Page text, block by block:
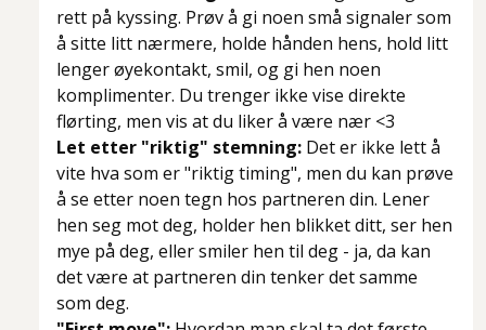
rett på kyssing. Prøv å gi noen små signaler som
å sitte litt nærmere, holde hånden hens, hold litt
lenger øyekontakt, smil, og gi hen noen
komplimenter. Du trenger ikke vise direkte
flørting, men vis at du liker å være nær <3
Let etter "riktig" stemning: Det er ikke lett å
vite hva som er "riktig timing", men du kan prøve
å se etter noen tegn hos partneren din. Lener
hen seg mot deg, holder hen blikket ditt, ser hen
mye på deg, eller smiler hen til deg - ja, da kan
det være at partneren din tenker det samme
som deg.